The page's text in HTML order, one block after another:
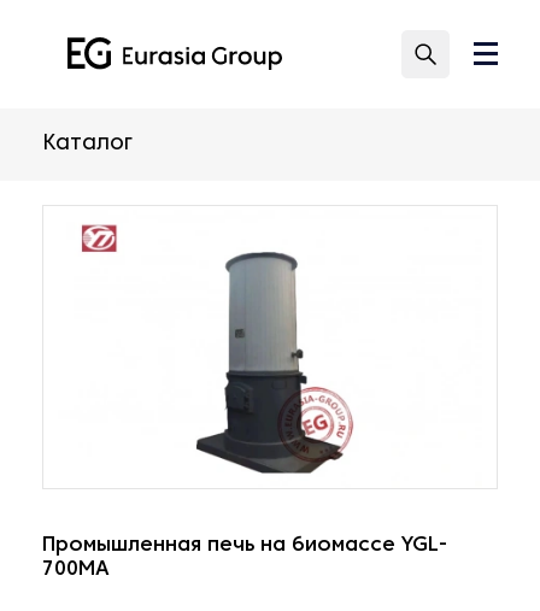
Каталог
Промышленная печь на биомассе YGL-
700MA